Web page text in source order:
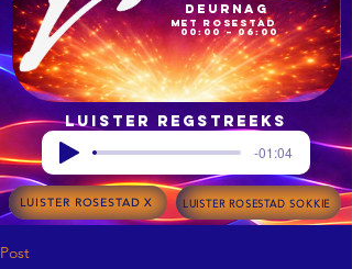
00:00 – 06:00
met Rosestad
Deurnag
Luister regstreeks
-01:04
LUISTER ROSESTAD X LUISTER ROSESTAD SOKKIE
Post